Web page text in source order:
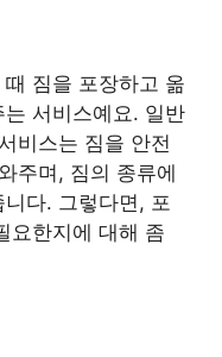
짐을 포장하고 옮
서비스예요. 일반
비스는 짐을 안전
주며, 짐의 종류에
다. 그렇다면, 포
요한지에 대해 좀